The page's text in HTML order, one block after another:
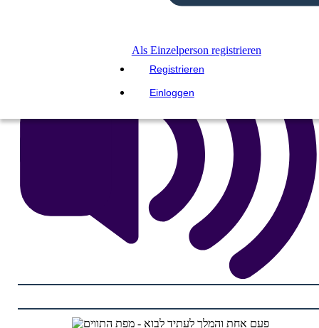
Als Einzelperson registrieren
Registrieren
Einloggen